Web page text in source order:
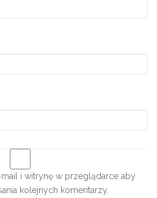
i witrynę w przeglądarce aby
kolejnych komentarzy.